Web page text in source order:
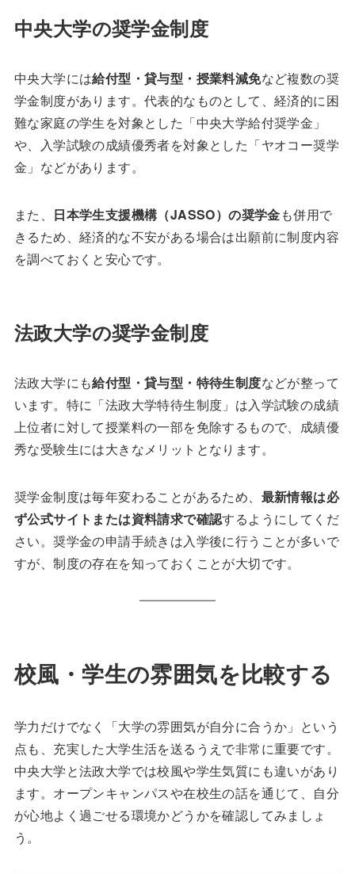
中央大学の奨学金制度
中央大学には給付型・貸与型・授業料減免など複数の奨
学金制度があります。代表的なものとして、経済的に困
難な家庭の学生を対象とした「中央大学給付奨学金」
や、入学試験の成績優秀者を対象とした「ヤオコー奨学
金」などがあります。
また、 日本学生支援機構（JASSO）の奨学金も併用で
きるため、経済的な不安がある場合は出願前に制度内容
を調べておくと安心です。
法政大学の奨学金制度
法政大学にも給付型・貸与型・特待生制度などが整って
います。特に「法政大学特待生制度」は入学試験の成績
上位者に対して授業料の一部を免除するもので、成績優
秀な受験生には大きなメリットとなります。
奨学金制度は毎年変わることがあるため、 最新情報は必
ず公式サイトまたは資料請求で確認するようにしてくだ
さい。奨学金の申請手続きは入学後に行うことが多いで
すが、制度の存在を知っておくことが大切です。
校風・学生の雰囲気を比較する
学力だけでなく「大学の雰囲気が自分に合うか」という
点も、充実した大学生活を送るうえで非常に重要です。
中央大学と法政大学では校風や学生気質にも違いがあり
ます。オープンキャンパスや在校生の話を通じて、自分
が心地よく過ごせる環境かどうかを確認してみましょ
う。